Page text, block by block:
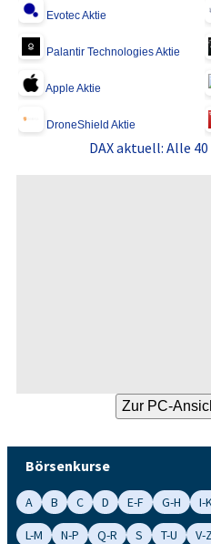
Evotec Aktie
Palantir Technologies Aktie
Apple Aktie
DroneShield Aktie
DAX aktuell: Alle
Börsenkurse
A B C D E-F G-H
I-
L-M
N-P Q-R S T-U V-Z